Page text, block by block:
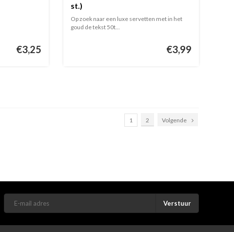
€3,25
st.)
Op zoek naar een luxe servetten met in het
goud de tekst 50t...
€3,99
1 2 Volgende
Verstuur